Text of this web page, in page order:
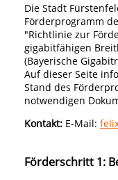
Die Stadt
Förderprogramm
"Richtlinie zur
gigabitfähigen
(Bayerische
Auf dieser Seite
Stand des
notwendigen
Kontakt: E-Mail:
Förderschritt 1: